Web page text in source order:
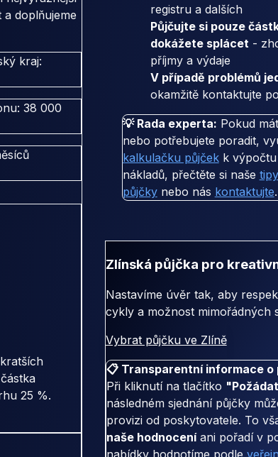
doplňujeme
kraj:
38 000
25 %.
registru a dalších
Půjčujte si pouze
dokážete splácet-
příjmy a výdaje
V případě problémů
okamžitě kontaktujte
💡 Rada experta: Pokud
nebo potřebujete poradit,
kalkulačku půjčekk výpočtu
nákladů, přečtěte si naše
půjčkynebo nás kontaktujte.
Zlínská půjčka pro
Nastavíme úvěr tak, aby
cykly a možnost mimořádných
Vybrat půjčku ve Zlíně
📋 Transparentní informace o
Při kliknutí na tlačítko
následném sjednání půjčky
provizi od poskytovatele. To
naše hodnoceníani pořadí v